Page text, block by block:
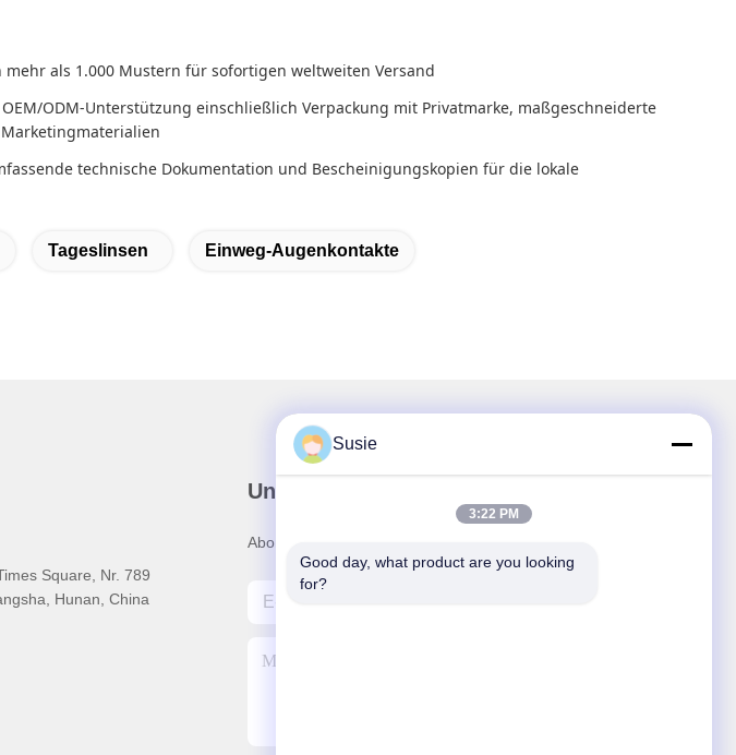
mehr als 1.000 Mustern für sofortigen weltweiten Versand
ODM-Unterstützung einschließlich Verpackung mit Privatmarke, maßgeschneiderte
technische Dokumentation und Bescheinigungskopien für die lokale
Tageslinsen Einweg-Augenkontakte
Square, Nr. 789
Hunan, China
Unser Newsletter
Abonnieren Sie unseren Newsletter für Rabatte und mehr.
Susie
3:22 PM
Good day, what product are you looking
for?